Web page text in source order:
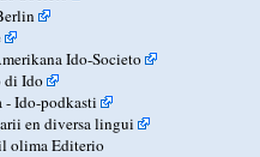
Ido-Societo
di Ido
- Ido-podkasti
en diversa lingui
olima Editerio